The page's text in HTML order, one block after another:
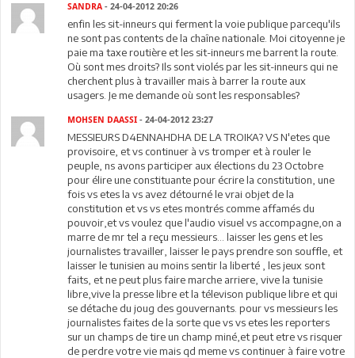
SANDRA - 24-04-2012 20:26
enfin les sit-inneurs qui ferment la voie publique parcequ'ils
ne sont pas contents de la chaîne nationale. Moi citoyenne je
paie ma taxe routière et les sit-inneurs me barrent la route.
Où sont mes droits? Ils sont violés par les sit-inneurs qui ne
cherchent plus à travailler mais à barrer la route aux
usagers. Je me demande où sont les responsables?
MOHSEN DAASSI - 24-04-2012 23:27
MESSIEURS D4ENNAHDHA DE LA TROIKA? VS N'etes que
provisoire, et vs continuer à vs tromper et à rouler le
peuple, ns avons participer aux élections du 23 Octobre
pour élire une constituante pour écrire la constitution, une
fois vs etes la vs avez détourné le vrai objet de la
constitution et vs vs etes montrés comme affamés du
pouvoir,et vs voulez que l'audio visuel vs accompagne,on a
marre de mr tel a reçu messieurs... laisser les gens et les
journalistes travailler, laisser le pays prendre son souffle, et
laisser le tunisien au moins sentir la liberté , les jeux sont
faits, et ne peut plus faire marche arriere, vive la tunisie
libre,vive la presse libre et la télevison publique libre et qui
se détache du joug des gouvernants. pour vs messieurs les
journalistes faites de la sorte que vs vs etes les reporters
sur un champs de tire un champ miné,et peut etre vs risquer
de perdre votre vie mais qd meme vs continuer à faire votre